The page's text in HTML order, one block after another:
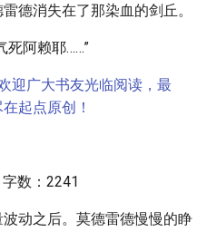
德消失在了那染血的剑丘。
死阿赖耶……”
迎广大书友光临阅读，最
起点原创！
数：2241
动之后。莫德雷德慢慢的睁